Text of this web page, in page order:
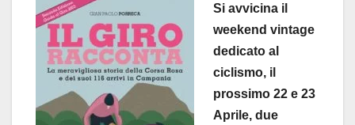
Si avvicina il
weekend vintage
dedicato al
ciclismo, il
prossimo 22 e 23
Aprile, due